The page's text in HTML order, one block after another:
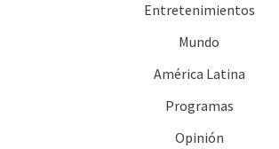
Entretenimientos
Mundo
América Latina
Programas
Opinión